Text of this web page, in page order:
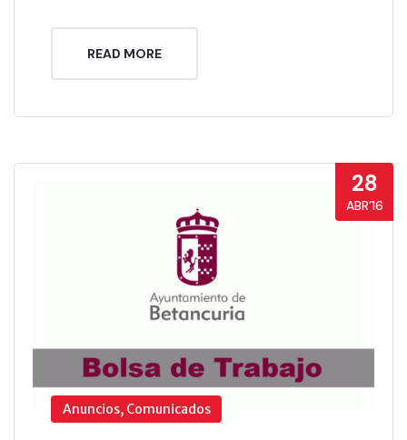
READ MORE
28
ABR’16
Anuncios, Comunicados